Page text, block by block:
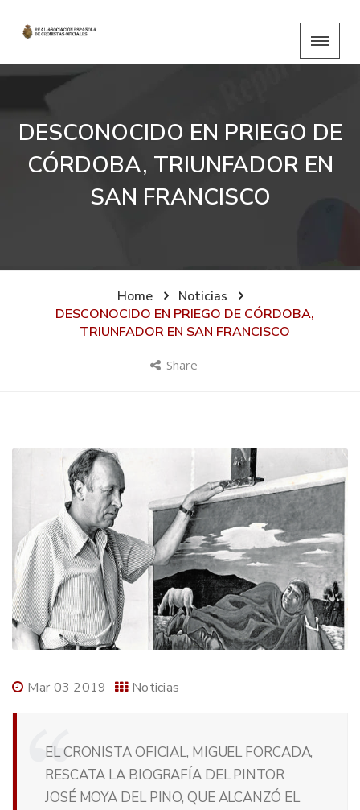
DESCONOCIDO EN PRIEGO DE
CÓRDOBA, TRIUNFADOR EN
SAN FRANCISCO
Home
Noticias
DESCONOCIDO EN PRIEGO DE CÓRDOBA,
TRIUNFADOR EN SAN FRANCISCO
Share
Mar 03 2019 Noticias
EL CRONISTA OFICIAL, MIGUEL FORCADA,
RESCATA LA BIOGRAFÍA DEL PINTOR
JOSÉ MOYA DEL PINO, QUE ALCANZÓ EL